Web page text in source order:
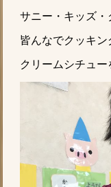
サニー・キッズ
皆んなでクッキン
クリームシチュー